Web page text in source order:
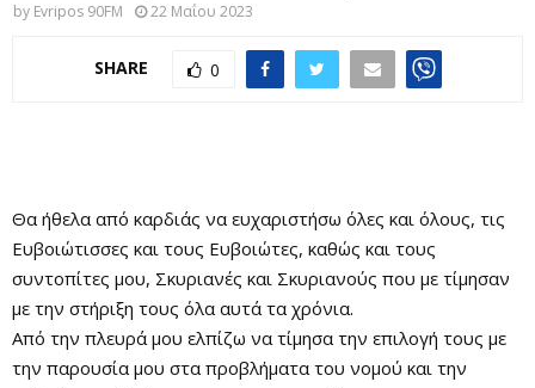
by Evripos 90FM 22 Μαΐου 2023
SHARE 0
Θα ήθελα από καρδιάς να ευχαριστήσω όλες και όλους, τις
Ευβοιώτισσες και τους Ευβοιώτες, καθώς και τους
συντοπίτες μου, Σκυριανές και Σκυριανούς που με τίμησαν
με την στήριξη τους όλα αυτά τα χρόνια.
Από την πλευρά μου ελπίζω να τίμησα την επιλογή τους με
την παρουσία μου στα προβλήματα του νομού και την